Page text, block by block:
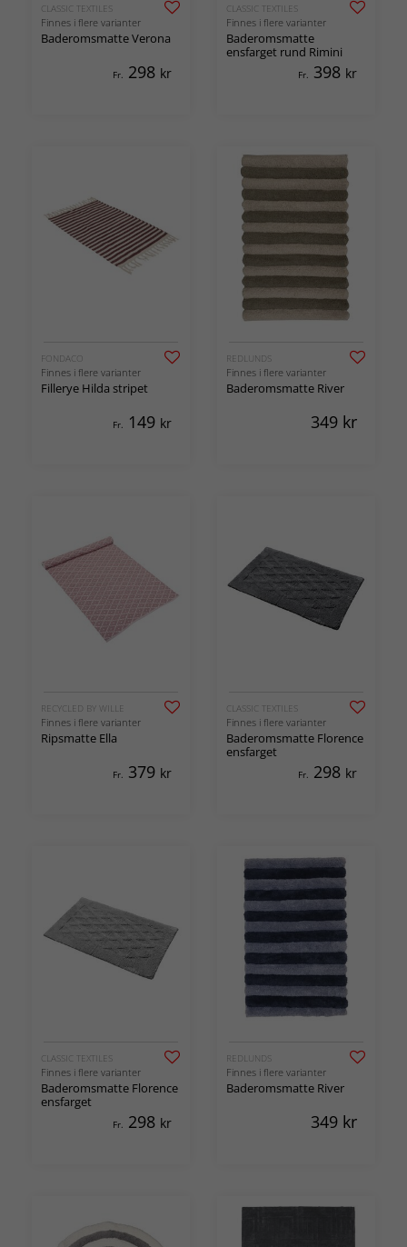
CLASSIC TEXTILES
Finnes i flere varianter
Baderomsmatte Verona
Fr. 298 kr
CLASSIC TEXTILES
Finnes i flere varianter
Baderomsmatte
ensfarget rund Rimini
Fr. 398 kr
FONDACO
Finnes i flere varianter
Fillerye Hilda stripet
Fr. 149 kr
REDLUNDS
Finnes i flere varianter
Baderomsmatte River
349 kr
RECYCLED BY WILLE
Finnes i flere varianter
Ripsmatte Ella
Fr. 379 kr
CLASSIC TEXTILES
Finnes i flere varianter
Baderomsmatte Florence
ensfarget
Fr. 298 kr
CLASSIC TEXTILES
Finnes i flere varianter
Baderomsmatte Florence
ensfarget
Fr. 298 kr
REDLUNDS
Finnes i flere varianter
Baderomsmatte River
349 kr